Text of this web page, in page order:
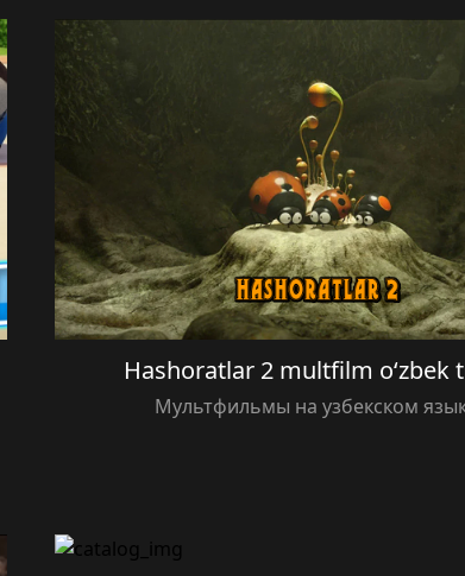
Hashoratlar 2 multfilm o‘zbek
Мультфильмы на узбекском